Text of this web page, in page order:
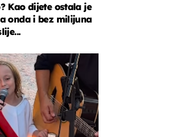
Kao dijete ostala je
onda i bez milijuna